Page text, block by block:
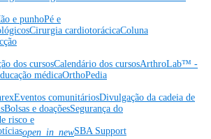
e punhoPé e
Cirurgia cardiotorácicaColuna
dos cursosCalendário dos cursosArthroLab™ -
médicaOrthoPedia
Eventos comunitáriosDivulgação da cadeia de
Bolsas e doaçõesSegurança do
risco e
open_in_newSBA Support